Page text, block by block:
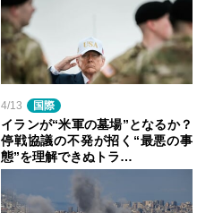
4/13 国際
イランが“米軍の墓場”となるか？
停戦協議の不発が招く“最悪の事
態”を理解できぬトラ…